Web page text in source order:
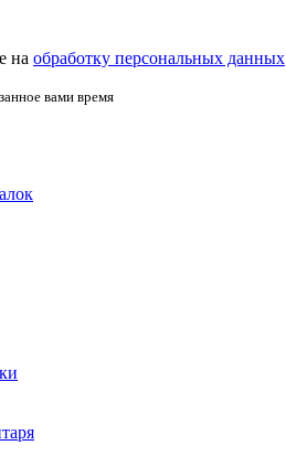
на обработку персональных данных
вами время